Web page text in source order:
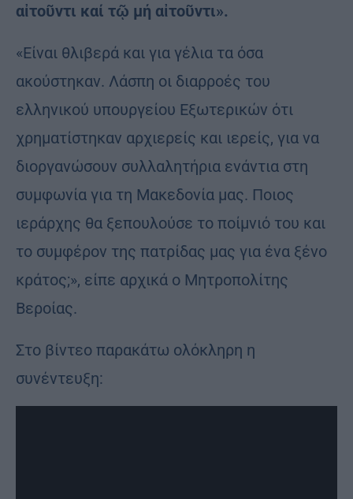
αἰτοῦντι καί τῷ μή αἰτοῦντι».
«Είναι θλιβερά και για γέλια τα όσα
ακούστηκαν. Λάσπη οι διαρροές του
ελληνικού υπουργείου Εξωτερικών ότι
χρηματίστηκαν αρχιερείς και ιερείς, για να
διοργανώσουν συλλαλητήρια ενάντια στη
συμφωνία για τη Μακεδονία μας. Ποιος
ιεράρχης θα ξεπουλούσε το ποίμνιό του και
το συμφέρον της πατρίδας μας για ένα ξένο
κράτος;», είπε αρχικά ο Μητροπολίτης
Βεροίας.
Στο βίντεο παρακάτω ολόκληρη η
συνέντευξη: